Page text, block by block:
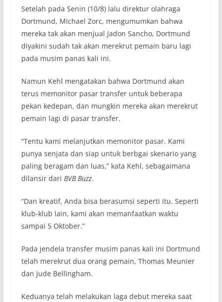
Setelah pada Senin (10/8) lalu direktur olahraga
Dortmund, Michael Zorc, mengumumkan bahwa
mereka tak akan menjual Jadon Sancho, Dortmund
diyakini sudah tak akan merekrut pemain baru lagi
pada musim panas kali ini.
Namun Kehl mengatakan bahwa Dortmund akan
terus memonitor pasar transfer untuk beberapa
pekan kedepan, dan mungkin mereka akan merekrut
pemain lagi di pasar transfer.
“Tentu kami melanjutkan memonitor pasar. Kami
punya senjata dan siap untuk berbgai skenario yang
paling beragam dan luas,” kata Kehl, sebagaimana
dilansir dari BVB Buzz.
“Dan kreatif, Anda bisa berasumsi seperti itu. Seperti
klub-klub lain, kami akan memanfaatkan waktu
sampai 5 Oktober.”
Pada jendela transfer musim panas kali ini Dortmund
telah merekrut dua orang pemain, Thomas Meunier
dan Jude Bellingham.
Keduanya telah melakukan laga debut mereka saat